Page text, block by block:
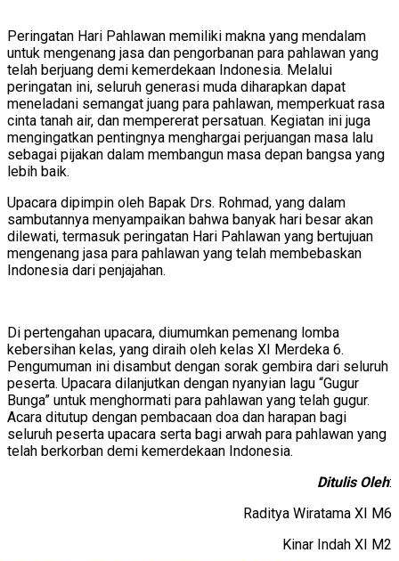
Peringatan Hari Pahlawan memiliki makna yang mendalam
untuk mengenang jasa dan pengorbanan para pahlawan yang
telah berjuang demi kemerdekaan Indonesia. Melalui
peringatan ini, seluruh generasi muda diharapkan dapat
meneladani semangat juang para pahlawan, memperkuat rasa
cinta tanah air, dan mempererat persatuan. Kegiatan ini juga
mengingatkan pentingnya menghargai perjuangan masa lalu
sebagai pijakan dalam membangun masa depan bangsa yang
lebih baik.
Upacara dipimpin oleh Bapak Drs. Rohmad, yang dalam
sambutannya menyampaikan bahwa banyak hari besar akan
dilewati, termasuk peringatan Hari Pahlawan yang bertujuan
mengenang jasa para pahlawan yang telah membebaskan
Indonesia dari penjajahan.
Di pertengahan upacara, diumumkan pemenang lomba
kebersihan kelas, yang diraih oleh kelas XI Merdeka 6.
Pengumuman ini disambut dengan sorak gembira dari seluruh
peserta. Upacara dilanjutkan dengan nyanyian lagu “Gugur
Bunga” untuk menghormati para pahlawan yang telah gugur.
Acara ditutup dengan pembacaan doa dan harapan bagi
seluruh peserta upacara serta bagi arwah para pahlawan yang
telah berkorban demi kemerdekaan Indonesia.
Ditulis Oleh:
Raditya Wiratama XI M6
Kinar Indah XI M2